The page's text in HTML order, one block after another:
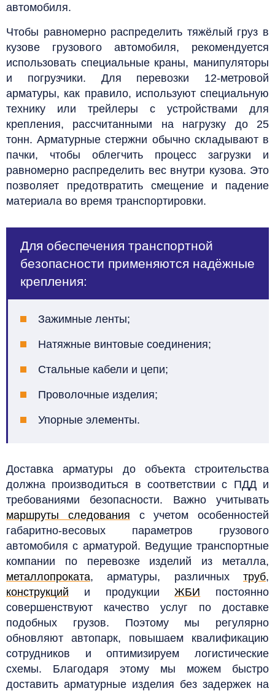
автомобиля.
Чтобы равномерно распределить тяжёлый груз в
кузове грузового автомобиля, рекомендуется
использовать специальные краны, манипуляторы
и погрузчики. Для перевозки 12-метровой
арматуры, как правило, используют специальную
технику или трейлеры с устройствами для
крепления, рассчитанными на нагрузку до 25
тонн. Арматурные стержни обычно складывают в
пачки, чтобы облегчить процесс загрузки и
равномерно распределить вес внутри кузова. Это
позволяет предотвратить смещение и падение
материала во время транспортировки.
Для обеспечения транспортной
безопасности применяются надёжные
крепления:
Зажимные ленты;
Натяжные винтовые соединения;
Стальные кабели и цепи;
Проволочные изделия;
Упорные элементы.
Доставка арматуры до объекта строительства
должна производиться в соответствии с ПДД и
требованиями безопасности. Важно учитывать
маршруты следования с учетом особенностей
габаритно-весовых параметров грузового
автомобиля с арматурой. Ведущие транспортные
компании по перевозке изделий из металла,
металлопроката, арматуры, различных труб,
конструкций и продукции ЖБИ постоянно
совершенствуют качество услуг по доставке
подобных грузов. Поэтому мы регулярно
обновляют автопарк, повышаем квалификацию
сотрудников и оптимизируем логистические
схемы. Благодаря этому мы можем быстро
доставить арматурные изделия без задержек на